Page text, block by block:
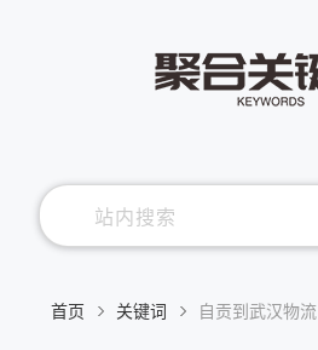
首页 关键词 自贡到武汉物流